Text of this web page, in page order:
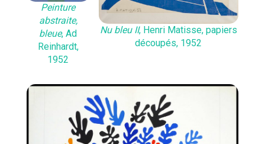
Peinture
abstraite,
bleue, Ad
Reinhardt,
1952
Nu bleu II, Henri Matisse, papiers
découpés, 1952